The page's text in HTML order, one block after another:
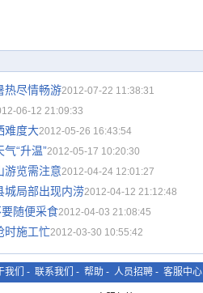
热尽情畅游2012-07-22 11:38:31
06-12 21:09:33
难度大2012-05-26 16:43:54
“升温”2012-05-17 10:20:30
游览需注意2012-04-24 12:01:27
城局部出现内涝2012-04-12 21:12:48
随便采食2012-04-03 21:08:45
时施工忙2012-03-30 10:55:42
我们 - 联系我们 - 帮助 - 人员招聘 - 客服中心